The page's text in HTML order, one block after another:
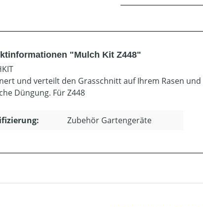
"Mulch Kit Z448"
und verteilt den Grasschnitt auf Ihrem Rasen
Düngung. Für Z448
Zubehör Gartengeräte